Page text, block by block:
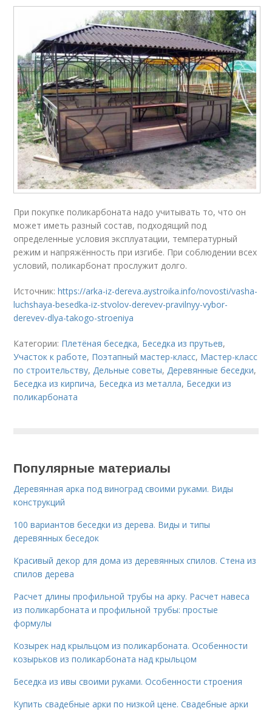
При покупке поликарбоната надо учитывать то, что он
может иметь разный состав, подходящий под
определенные условия эксплуатации, температурный
режим и напряжённость при изгибе. При соблюдении всех
условий, поликарбонат прослужит долго.
Источник:https://arka-iz-dereva.aystroika.info/novosti/vasha-
luchshaya-besedka-iz-stvolov-derevev-pravilnyy-vybor-
derevev-dlya-takogo-stroeniya
Категории: Плетёная беседка, Беседка из прутьев,
Участок к работе, Поэтапный мастер-класс, Мастер-класс
по строительству,Дельные советы,Деревянные беседки,
Беседка из кирпича, Беседка из металла, Беседки из
поликарбоната
Популярные материалы
Деревянная арка под виноград своими руками. Виды
конструкций
100 вариантов беседки из дерева. Виды и типы
деревянных беседок
Красивый декор для дома из деревянных спилов. Стена из
спилов дерева
Расчет длины профильной трубы на арку. Расчет навеса
из поликарбоната и профильной трубы: простые
формулы
Козырек над крыльцом из поликарбоната. Особенности
козырьков из поликарбоната над крыльцом
Беседка из ивы своими руками. Особенности строения
Купить свадебные арки по низкой цене. Свадебные арки